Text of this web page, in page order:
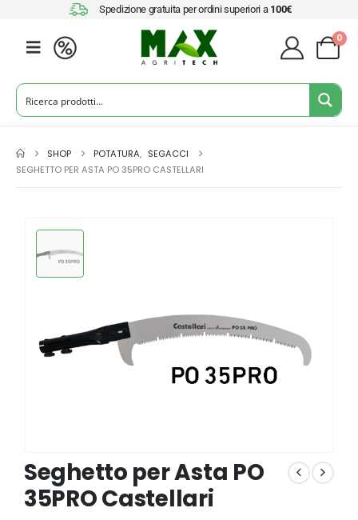
Spedizione gratuita per ordini superiori a 100€
0
SHOP POTATURA, SEGACCI
SEGHETTO PER ASTA PO 35PRO CASTELLARI
Seghetto per Asta PO
35PRO Castellari